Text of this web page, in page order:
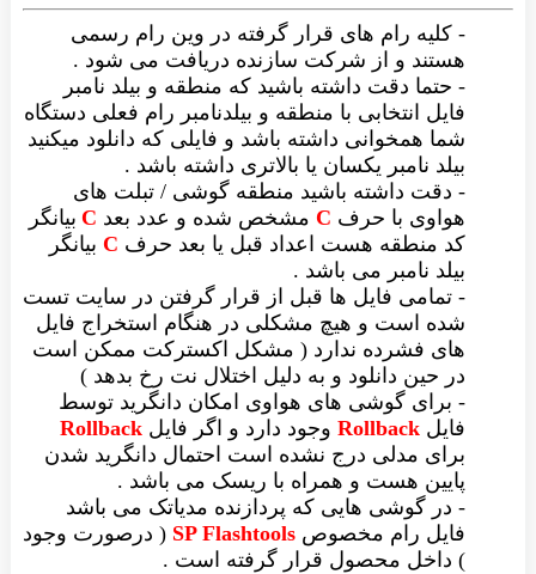
- کلیه رام های قرار گرفته در وین رام رسمی
هستند و از شرکت سازنده دریافت می شود .
- حتما دقت داشته باشید که منطقه و بیلد نامبر
فایل انتخابی با منطقه و بیلدنامبر رام فعلی دستگاه
شما همخوانی داشته باشد و فایلی که دانلود میکنید
بیلد نامبر یکسان یا بالاتری داشته باشد .
- دقت داشته باشید منطقه گوشی / تبلت های
هواوی با حرف C مشخص شده و عدد بعد C بیانگر
کد منطقه هست اعداد قبل یا بعد حرف Cبیانگر
بیلد نامبر می باشد .
- تمامی فایل ها قبل از قرار گرفتن در سایت تست
شده است و هیچ مشکلی در هنگام استخراج فایل
های فشرده ندارد ( مشکل اکسترکت ممکن است
در حین دانلود و به دلیل اختلال نت رخ بدهد )
- برای گوشی های هواوی امکان دانگرید توسط
فایل Rollbackوجود دارد و اگر فایل Rollback
برای مدلی درج نشده است احتمال دانگرید شدن
پایین هست و همراه با ریسک می باشد .
- در گوشی هایی که پردازنده مدیاتک می باشد
فایل رام مخصوص SP Flashtools ( درصورت وجود
) داخل محصول قرار گرفته است .